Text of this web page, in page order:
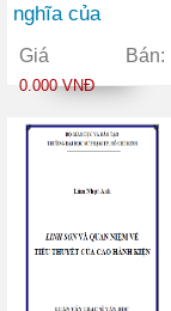
nghĩa của
Margaret Mitchell
trong tác phẩm
Giá Bán:
0.000 VNĐ